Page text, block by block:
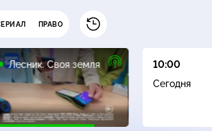
ПРАВО
Лесник. Своя земля
16+
10:00
Сегодня